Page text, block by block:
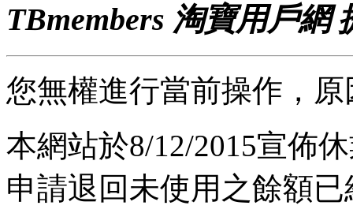
TBmembers 淘寶用戶網
您無權進行當前操作，
本網站於8/12/2015宣佈
申請退回未使用之餘額